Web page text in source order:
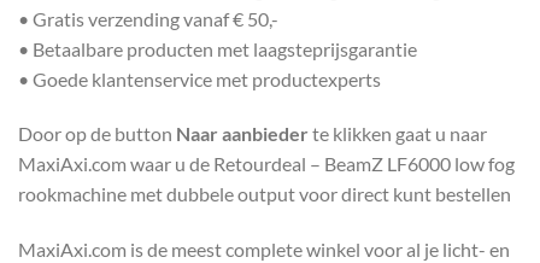
• Gratis verzending vanaf € 50,-
• Betaalbare producten met laagsteprijsgarantie
• Goede klantenservice met productexperts
Door op de button Naar aanbieder te klikken gaat u naar
MaxiAxi.com waar u de Retourdeal – BeamZ LF6000 low fog
rookmachine met dubbele output voor direct kunt bestellen
MaxiAxi.com is de meest complete winkel voor al je licht- en